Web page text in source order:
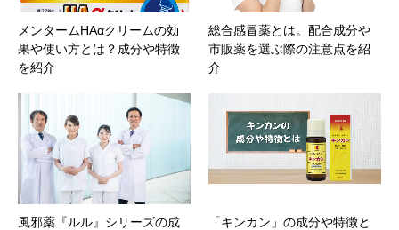
メンタームHAαクリームの効
果や使い方とは？成分や特徴
を紹介
総合感冒薬とは。配合成分や
市販薬を選ぶ際の注意点を紹
介
風邪薬『ルル』シリーズの成
「キンカン」の成分や特徴と